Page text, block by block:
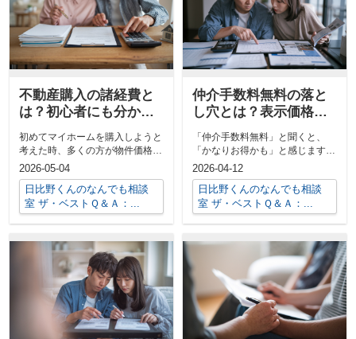
不動産購入の諸経費と
は？初心者にも分かる
内訳を解説
初めてマイホームを購入しようと
考えた時、多くの方が物件価格ば
かりに目が行きがちです。しかし
実際には、...
2026-05-04
日比野くんのなんでも相談
室 ザ・ベストＱ＆Ａ：...
仲介手数料無料の落と
し穴とは？表示価格と
総支払額のギャップを
見抜くコツ
「仲介手数料無料」と聞くと、
「かなりお得かも」と感じますよ
ね。しかし、実際に見積書を見て
みると、表示...
2026-04-12
日比野くんのなんでも相談
室 ザ・ベストＱ＆Ａ：...